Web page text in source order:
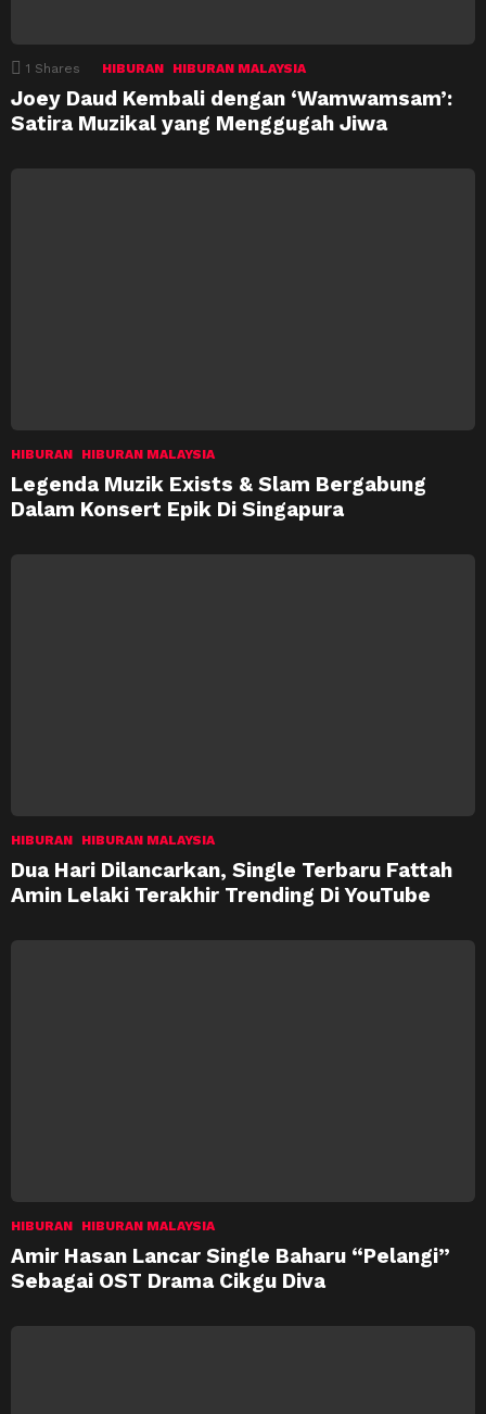
1 Shares HIBURAN HIBURAN MALAYSIA
Joey Daud Kembali dengan ‘Wamwamsam’:
Satira Muzikal yang Menggugah Jiwa
HIBURAN HIBURAN MALAYSIA
Legenda Muzik Exists & Slam Bergabung
Dalam Konsert Epik Di Singapura
HIBURAN HIBURAN MALAYSIA
Dua Hari Dilancarkan, Single Terbaru Fattah
Amin Lelaki Terakhir Trending Di YouTube
HIBURAN HIBURAN MALAYSIA
Amir Hasan Lancar Single Baharu “Pelangi”
Sebagai OST Drama Cikgu Diva